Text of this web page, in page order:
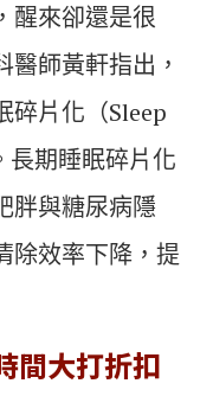
醒來卻還是很
師黃軒指出，
碎片化（Sleep
期睡眠碎片化
胖與糖尿病隱
除效率下降，提
間大打折扣